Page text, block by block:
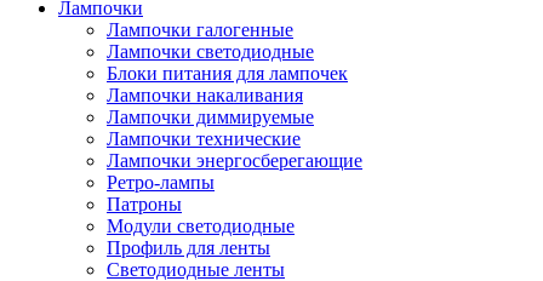
Лампочки
Лампочки галогенные
Лампочки светодиодные
Блоки питания для лампочек
Лампочки накаливания
Лампочки диммируемые
Лампочки технические
Лампочки энергосберегающие
Ретро-лампы
Патроны
Модули светодиодные
Профиль для ленты
Светодиодные ленты